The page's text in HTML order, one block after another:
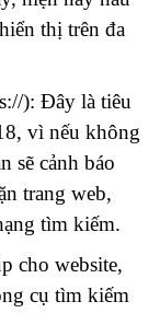
thị trên đa
): Đây là tiêu
vì nếu không
sẽ cảnh báo
trang web,
tìm kiếm.
cho website,
cụ tìm kiếm